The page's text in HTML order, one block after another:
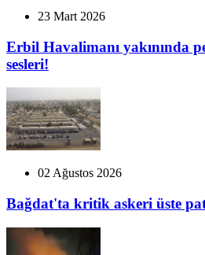
23 Mart 2026
Erbil Havalimanı yakınında
sesleri!
02 Ağustos 2026
Bağdat'ta kritik askeri üste